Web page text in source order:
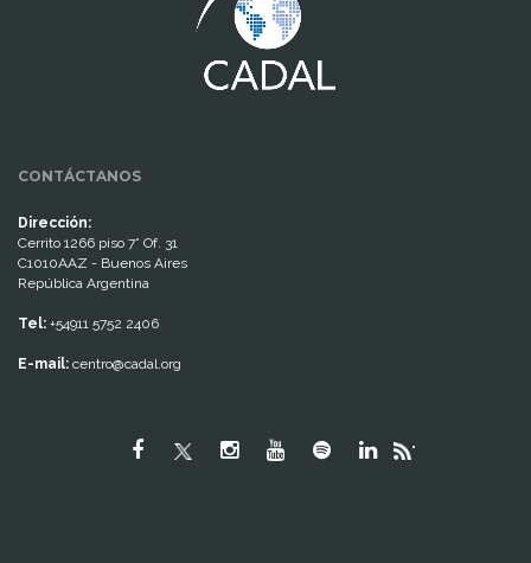
CONTÁCTANOS
Dirección:
Cerrito 1266 piso 7° Of. 31
C1010AAZ - Buenos Aires
República Argentina
Tel: +54911 5752 2406
E-mail: centro@cadal.org
"